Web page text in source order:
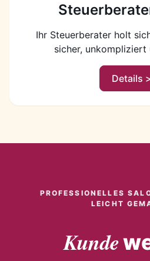
Ihr Steuerberater holt
sicher, unkompliziert
Details >
PROFESSIONELLES
LEICHT
Kunde